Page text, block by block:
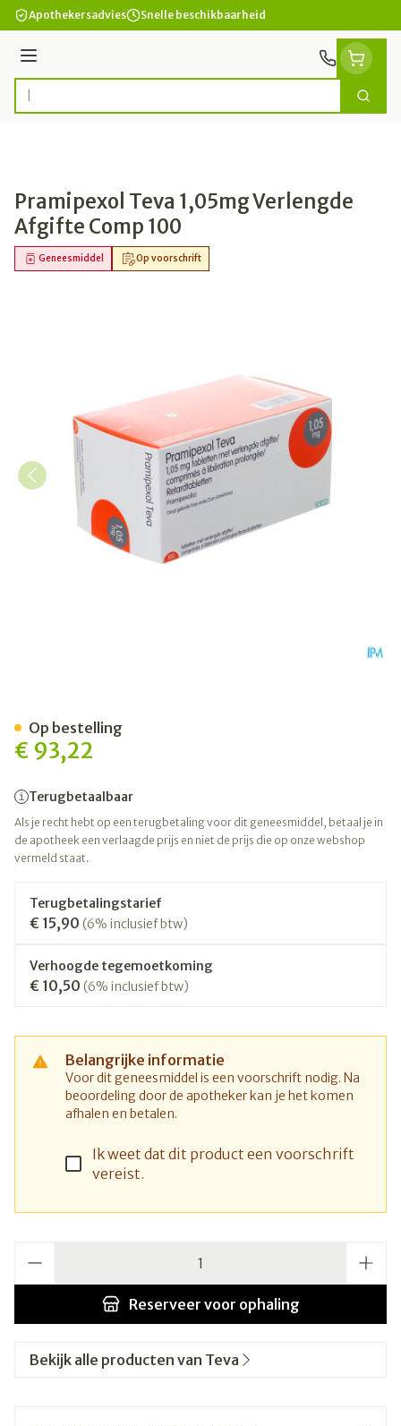
Ga naar de inhoud
Apothekersadvies Snelle beschikbaarheid
Menu
Product, merk, categorie... Zoek
Pramipexol Teva 1,05mg Verlengde
Afgifte Comp 100
Op voorschrift
Geneesmiddel
€ 93,22
Terugbetaalbaar
Als je recht hebt op een terugbetaling voor dit geneesmiddel, betaal je in
de apotheek een verlaagde prijs en niet de prijs die op onze webshop
vermeld staat.
Terugbetalingstarief
€ 15,90 (6% inclusief btw)
Verhoogde tegemoetkoming
€ 10,50 (6% inclusief btw)
Belangrijke informatie
Voor dit geneesmiddel is een voorschrift nodig. Na
beoordeling door de apotheker kan je het komen
afhalen en betalen.
Ik weet dat dit product een voorschrift
vereist.
Reserveer voor ophaling
Op bestelling
Bekijk alle producten van Teva